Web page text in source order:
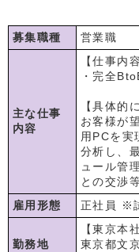
募集職種 営業職
主な仕事
内容
【仕事内
・完全
【具体的
お客様が
用PCを実
分析し、
ュール管
との交渉
雇用形態
正社員 ※
勤務地
【東京本
東京都文